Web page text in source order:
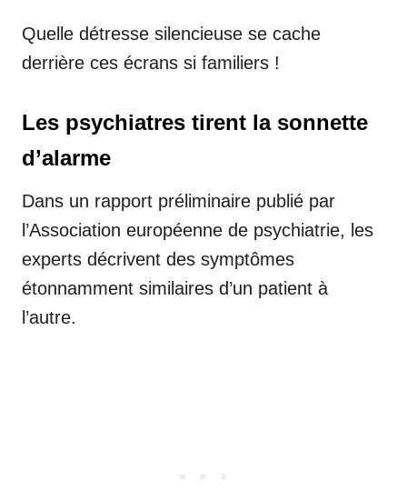
Quelle détresse silencieuse se cache
derrière ces écrans si familiers !
Les psychiatres tirent la sonnette
d’alarme
Dans un rapport préliminaire publié par
l’Association européenne de psychiatrie, les
experts décrivent des symptômes
étonnamment similaires d’un patient à
l’autre.